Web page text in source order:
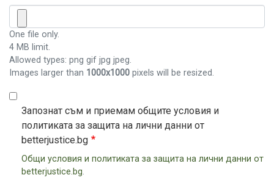
One file only.
4 MB limit.
Allowed types: png gif jpg jpeg.
Images larger than 1000x1000 pixels will be resized.
Запознат съм и приемам общите условия и
политиката за защита на лични данни от
betterjustice.bg
Oбщи условия и политиката за защита на лични данни от
betterjustice.bg.